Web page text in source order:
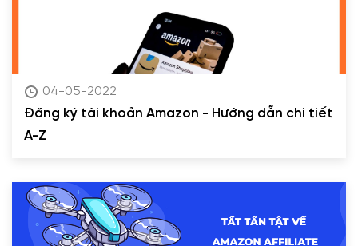
04-05-2022
Đăng ký tài khoản Amazon - Hướng dẫn chi tiết
A-Z